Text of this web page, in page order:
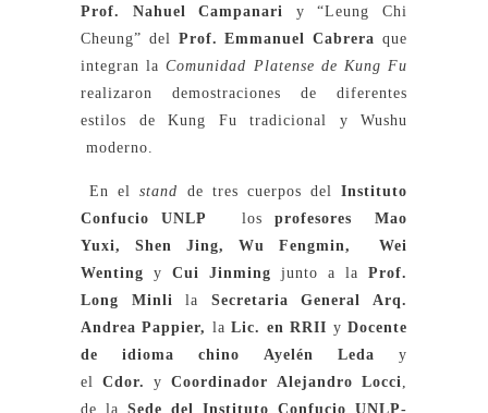
Prof. Nahuel Campanari
y “Leung Chi
Cheung” del Prof. Emmanuel Cabrera que
integran laComunidad Platense de Kung Fu
realizaron demostraciones de diferentes
estilos de Kung Fu tradicional y Wushu
moderno.
En elstand de tres cuerpos del Instituto
Confucio UNLP
los profesores Mao
Yuxi, Shen Jing, Wu Fengmin, Wei
Wenting y Cui Jinming junto a la Prof.
Long Minli
la Secretaria General Arq.
Andrea Pappier, laLic. en RRII yDocente
de idioma chino Ayelén Leda y
el Cdor. y Coordinador Alejandro Locci
de la Sede del Instituto Confucio UNLP-